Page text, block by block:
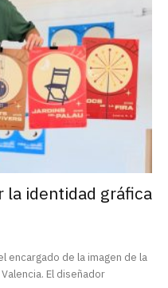
la identidad gráfica
encargado de la imagen de la
El diseñador